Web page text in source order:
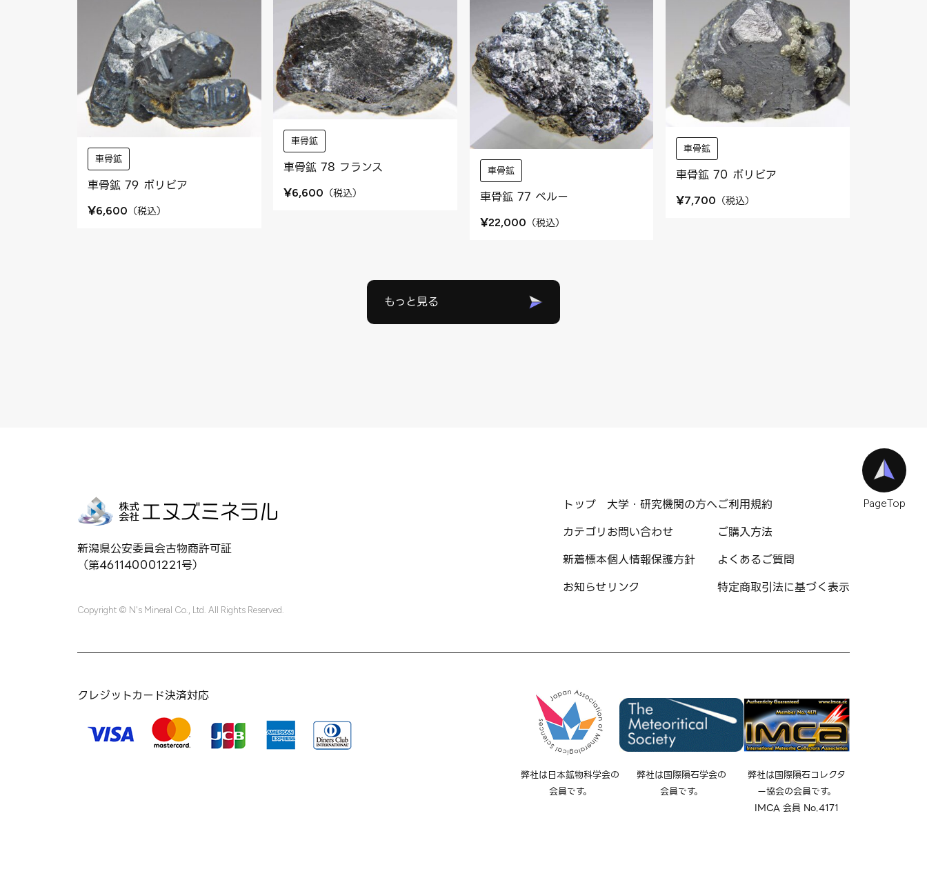
車骨鉱
車骨鉱 79 ボリビア
¥6,600 （税込）
車骨鉱
車骨鉱 78 フランス
¥6,600 （税込）
車骨鉱
車骨鉱 77 ペルー
¥22,000 （税込）
車骨鉱
車骨鉱 70 ボリビア
¥7,700 （税込）
もっと見る
PageTop
新潟県公安委員会古物商許可証
（第461140001221号）
Copyright © N's Mineral Co., Ltd. All Rights Reserved.
トップ
カテゴリ
新着標本
お知らせ
大学・研究機関の方へ
お問い合わせ
個人情報保護方針
リンク
ご利用規約
ご購入方法
よくあるご質問
特定商取引法に基づく表示
クレジットカード決済対応
弊社は日本鉱物科学会の
会員です。
弊社は国際隕石学会の
会員です。
弊社は国際隕石コレクタ
ー協会の会員です。
IMCA 会員 No.4171